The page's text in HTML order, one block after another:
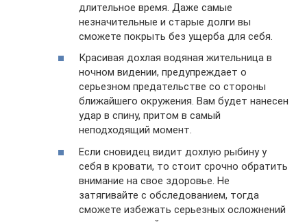
длительное время. Даже самые
незначительные и старые долги вы
сможете покрыть без ущерба для себя.
Красивая дохлая водяная жительница в
ночном видении, предупреждает о
серьезном предательстве со стороны
ближайшего окружения. Вам будет нанесен
удар в спину, притом в самый
неподходящий момент.
Если сновидец видит дохлую рыбину у
себя в кровати, то стоит срочно обратить
внимание на свое здоровье. Не
затягивайте с обследованием, тогда
сможете избежать серьезных осложнений